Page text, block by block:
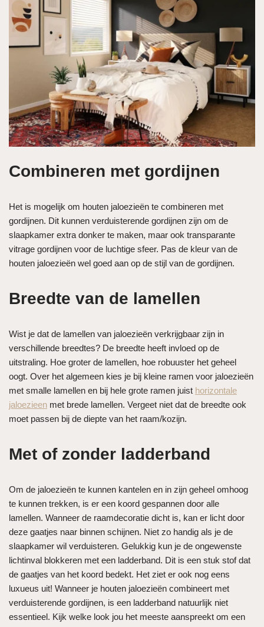
Combineren met gordijnen
Het is mogelijk om houten jaloezieën te combineren met
gordijnen. Dit kunnen verduisterende gordijnen zijn om de
slaapkamer extra donker te maken, maar ook transparante
vitrage gordijnen voor de luchtige sfeer. Pas de kleur van de
houten jaloezieën wel goed aan op de stijl van de gordijnen.
Breedte van de lamellen
Wist je dat de lamellen van jaloezieën verkrijgbaar zijn in
verschillende breedtes? De breedte heeft invloed op de
uitstraling. Hoe groter de lamellen, hoe robuuster het geheel
oogt. Over het algemeen kies je bij kleine ramen voor jaloezieën
met smalle lamellen en bij hele grote ramen juist horizontale
jaloezieen met brede lamellen. Vergeet niet dat de breedte ook
moet passen bij de diepte van het raam/kozijn.
Met of zonder ladderband
Om de jaloezieën te kunnen kantelen en in zijn geheel omhoog
te kunnen trekken, is er een koord gespannen door alle
lamellen. Wanneer de raamdecoratie dicht is, kan er licht door
deze gaatjes naar binnen schijnen. Niet zo handig als je de
slaapkamer wil verduisteren. Gelukkig kun je de ongewenste
lichtinval blokkeren met een ladderband. Dit is een stuk stof dat
de gaatjes van het koord bedekt. Het ziet er ook nog eens
luxueus uit! Wanneer je houten jaloezieën combineert met
verduisterende gordijnen, is een ladderband natuurlijk niet
essentieel. Kijk welke look jou het meeste aanspreekt om een